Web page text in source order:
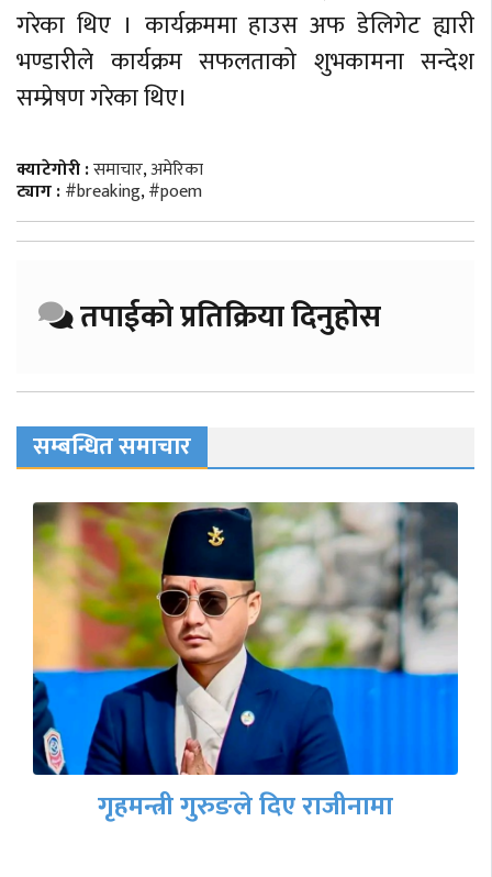
गरेका थिए । कार्यक्रममा हाउस अफ डेलिगेट ह्यारी
भण्डारीले कार्यक्रम सफलताको शुभकामना सन्देश
सम्प्रेषण गरेका थिए।
क्याटेगोरी :समाचार,अमेरिका
ट्याग :#breaking,#poem
तपाईको प्रतिक्रिया दिनुहोस
सम्बन्धित समाचार
गृहमन्त्री गुरुङले दिए राजीनामा